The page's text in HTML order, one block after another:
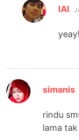
lAl
simanis
rindu
lama